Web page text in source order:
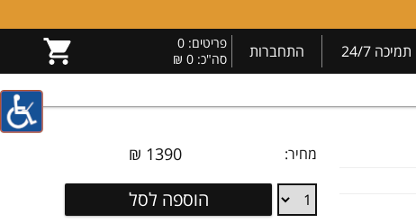
תמיכה 24/7 התחברות פריטים: 0
סה"כ: 0 ₪
מחיר: 1390
₪
זוג
רמקולים
הוספה לסל